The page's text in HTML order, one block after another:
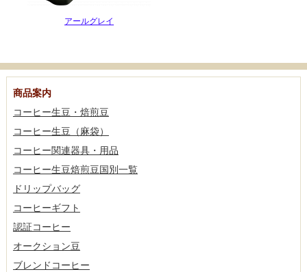
アールグレイ
商品案内
コーヒー生豆・焙煎豆
コーヒー生豆（麻袋）
コーヒー関連器具・用品
コーヒー生豆焙煎豆国別一覧
ドリップバッグ
コーヒーギフト
認証コーヒー
オークション豆
ブレンドコーヒー